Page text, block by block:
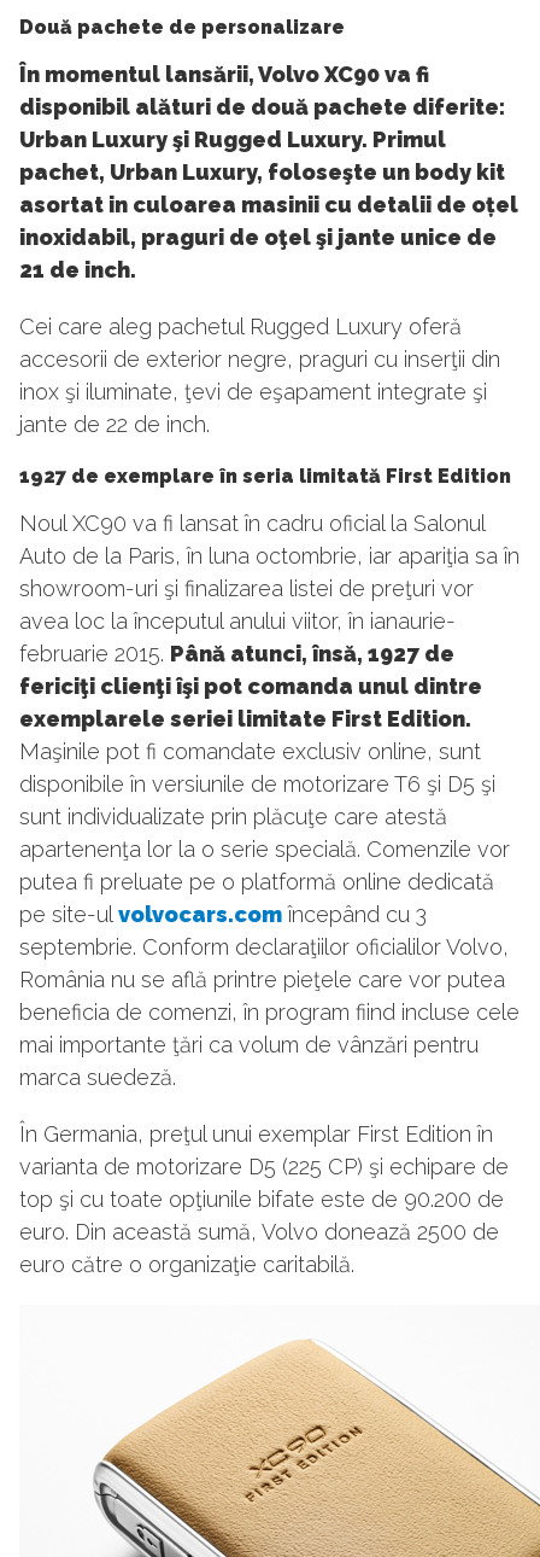
Două pachete de personalizare
În momentul lansării, Volvo XC90 va fi
disponibil alături de două pachete diferite:
Urban Luxury şi Rugged Luxury. Primul
pachet, Urban Luxury, foloseşte un body kit
asortat in culoarea masinii cu detalii de oțel
inoxidabil, praguri de oţel şi jante unice de
21 de inch.
Cei care aleg pachetul Rugged Luxury oferă
accesorii de exterior negre, praguri cu inserţii din
inox şi iluminate, ţevi de eşapament integrate şi
jante de 22 de inch.
1927 de exemplare în seria limitată First Edition
Noul XC90 va fi lansat în cadru oficial la Salonul
Auto de la Paris, în luna octombrie, iar apariţia sa în
showroom-uri şi finalizarea listei de preţuri vor
avea loc la începutul anului viitor, în ianaurie-
februarie 2015. Până atunci, însă, 1927 de
fericiţi clienţi îşi pot comanda unul dintre
exemplarele seriei limitate First Edition.
Maşinile pot fi comandate exclusiv online, sunt
disponibile în versiunile de motorizare T6 şi D5 şi
sunt individualizate prin plăcuţe care atestă
apartenenţa lor la o serie specială. Comenzile vor
putea fi preluate pe o platformă online dedicată
pe site-ulvolvocars.comîncepând cu 3
septembrie. Conform declaraţiilor oficialilor Volvo,
România nu se află printre pieţele care vor putea
beneficia de comenzi, în program fiind incluse cele
mai importante ţări ca volum de vânzări pentru
marca suedeză.
În Germania, preţul unui exemplar First Edition în
varianta de motorizare D5 (225 CP) şi echipare de
top şi cu toate opţiunile bifate este de 90.200 de
euro. Din această sumă, Volvo donează 2500 de
euro către o organizaţie caritabilă.